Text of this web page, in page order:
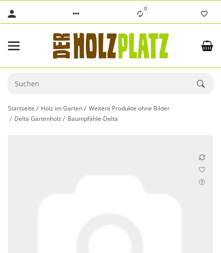
0
Startseite Holz im Garten
Weitere Produkte ohne Bilder
Delta Gartenholz
Baumpfähle-Delta